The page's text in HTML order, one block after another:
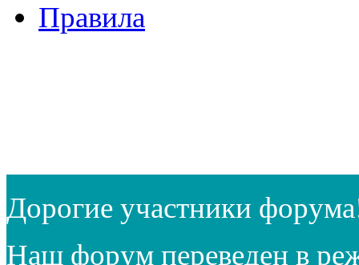
Правила
Дорогие участники
Наш форум переведен в